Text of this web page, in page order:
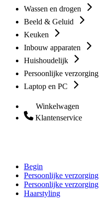
Wassen en drogen
Beeld & Geluid
Keuken
Inbouw apparaten
Huishoudelijk
Persoonlijke verzorging
Laptop en PC
Winkelwagen
Klantenservice
Begin
Persoonlijke verzorging
Persoonlijke verzorging
Haarstyling